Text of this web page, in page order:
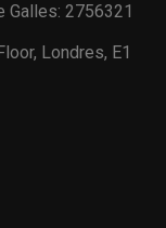
Galles: 2756321
Londres, E1